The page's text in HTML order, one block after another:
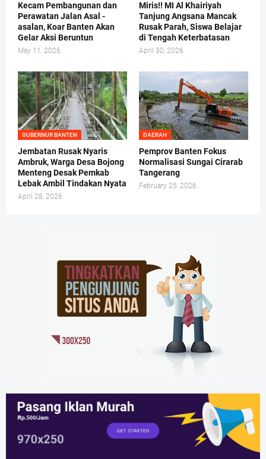
Kecam Pembangunan dan
Perawatan Jalan Asal -
asalan, Koar Banten Akan
Gelar Aksi Beruntun
May 11, 2026
Miris!! MI Al Khairiyah
Tanjung Angsana Mancak
Rusak Parah, Siswa Belajar
di Tengah Keterbatasan
April 30, 2026
GUBERNUR BANTEN
Jembatan Rusak Nyaris
Ambruk, Warga Desa Bojong
Menteng Desak Pemkab
Lebak Ambil Tindakan Nyata
April 28, 2026
DAERAH
Pemprov Banten Fokus
Normalisasi Sungai Cirarab
Tangerang
February 25, 2026